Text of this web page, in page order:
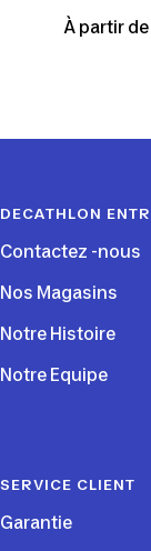
À partir
DECATHLON
Contactez -nous
Nos Magasins
Notre Histoire
Notre Equipe
SERVICE CLIENT
Garantie